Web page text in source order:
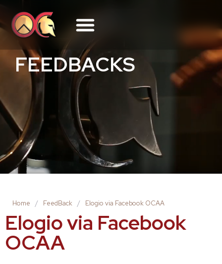
FEEDBACKS
Home / FeedBack / Elogio via Facebook OCAA
Elogio via Facebook
OCAA